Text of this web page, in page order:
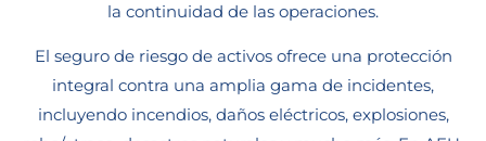
la continuidad de las operaciones.
El seguro de riesgo de activos ofrece una protección
integral contra una amplia gama de incidentes,
incluyendo incendios, daños eléctricos, explosiones,